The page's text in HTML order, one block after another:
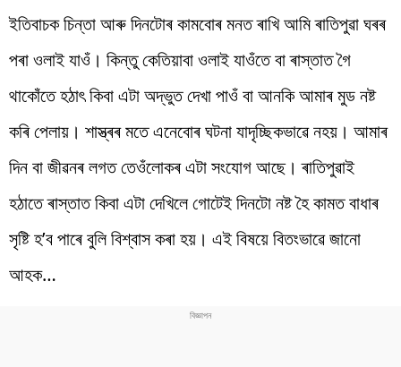
ইতিবাচক চিন্তা আৰু দিনটোৰ কামবোৰ মনত ৰাখি আমি ৰাতিপুৱা ঘৰৰ
পৰা ওলাই যাওঁ। কিন্তু কেতিয়াবা ওলাই যাওঁতে বা ৰাস্তাত গৈ
থাকোঁতে হঠাৎ কিবা এটা অদ্ভুত দেখা পাওঁ বা আনকি আমাৰ মুড নষ্ট
কৰি পেলায়। শাস্ত্ৰৰ মতে এনেবোৰ ঘটনা যাদৃচ্ছিকভাৱে নহয়। আমাৰ
দিন বা জীৱনৰ লগত তেওঁলোকৰ এটা সংযোগ আছে। ৰাতিপুৱাই
হঠাতে ৰাস্তাত কিবা এটা দেখিলে গোটেই দিনটো নষ্ট হৈ কামত বাধাৰ
সৃষ্টি হ’ব পাৰে বুলি বিশ্বাস কৰা হয়। এই বিষয়ে বিতংভাৱে জানো
আহক…